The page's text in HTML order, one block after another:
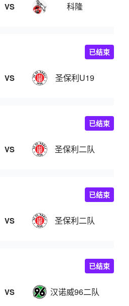
VS 科隆
VS 圣保利U19
已结束
VS 圣保利二队
已结束
VS 圣保利二队
已结束
VS 汉诺威96二队
已结束